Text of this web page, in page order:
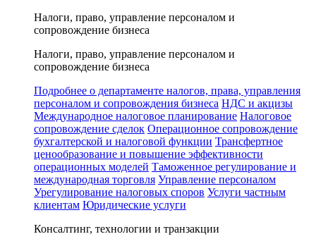
Налоги, право, управление персоналом и
сопровождение бизнеса
Налоги, право, управление персоналом и
сопровождение бизнеса
Подробнее о департаменте налогов, права, управления
персоналом и сопровождения бизнеса НДС и акцизы
Международное налоговое планирование Налоговое
сопровождение сделок Операционное сопровождение
бухгалтерской и налоговой функции Трансфертное
ценообразование и повышение эффективности
операционных моделей Таможенное регулирование и
международная торговля Управление персоналом
Урегулирование налоговых споров Услуги частным
клиентам Юридические услуги
Консалтинг, технологии и транзакции